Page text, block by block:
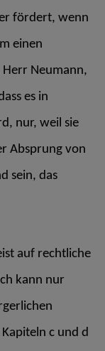
fördert, wenn
einen
Neumann,
es in
nur, weil sie
Absprung von
sein, das
auf rechtliche
kann nur
c und d